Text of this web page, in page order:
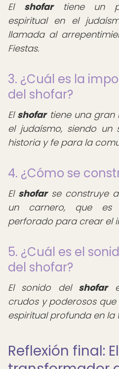
El shofartiene un
espiritual en el
llamada al
Fiestas.
3. ¿Cuál es la
del shofar?
El shofartiene una gran
el judaísmo, siendo un
historia y fe para la
4. ¿Cómo se
El shofarse construye
un carnero, que es
perforado para crear el
5. ¿Cuál es el
del shofar?
El sonido del shofar
crudos y poderosos
espiritual profunda en la
Reflexión final: